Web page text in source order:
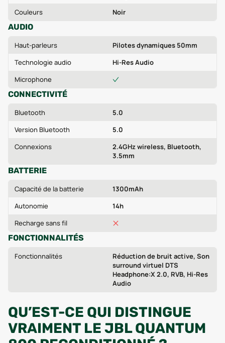
Couleurs
Noir
AUDIO
Haut-parleurs
Pilotes dynamiques 50mm
Technologie audio
Hi-Res Audio
Microphone
CONNECTIVITÉ
Bluetooth
5.0
Version Bluetooth
5.0
Connexions
2.4GHz wireless, Bluetooth,
3.5mm
BATTERIE
Capacité de la batterie
1300mAh
Autonomie
14h
Recharge sans fil
FONCTIONNALITÉS
Fonctionnalités
Réduction de bruit active, Son
surround virtuel DTS
Headphone:X 2.0, RVB, Hi-Res
Audio
QU’EST-CE QUI DISTINGUE
VRAIMENT LE JBL QUANTUM